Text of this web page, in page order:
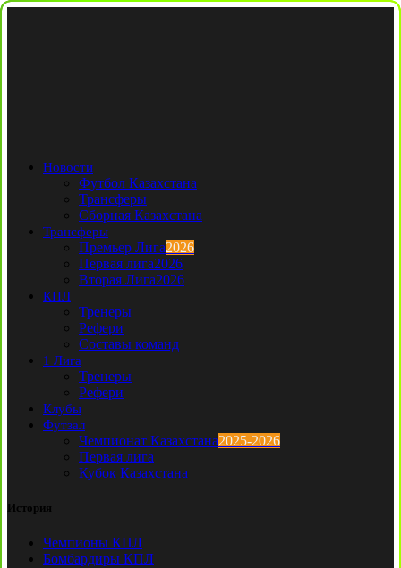
Новости
Футбол Казахстана
Трансферы
Сборная Казахстана
Трансферы
Премьер Лига2026
Первая лига2026
Вторая Лига2026
КПЛ
Тренеры
Рефери
Составы команд
1 Лига
Тренеры
Рефери
Клубы
Футзал
Чемпионат Казахстана2025-2026
Первая лига
Кубок Казахстана
История
Чемпионы КПЛ
Бомбардиры КПЛ